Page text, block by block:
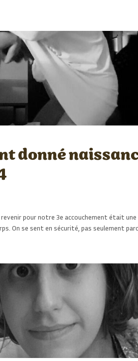
donné
pour notre 3e accouchement était une
On se sent en sécurité, pas seulement